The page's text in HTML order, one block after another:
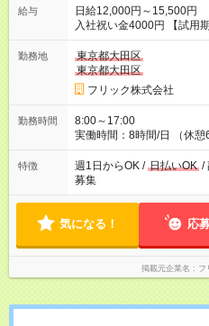
給与
日給12,000円～15,500円
入社祝い金
勤務地
東京都大田区
東京都大田区
フリック株式会社
勤務時間
8:00～17:00
実働時間：8時間/日 （休憩60
募集は行っておりません
特徴 週1日からOK / 日払いOK /
募集
気になる！ 応
掲載元企業名 フ